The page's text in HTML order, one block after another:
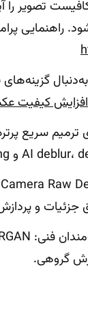
به‌دنبال
کیفیت
ترمیم سریع
گروهی.